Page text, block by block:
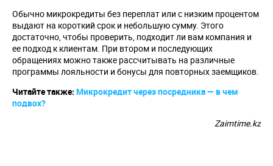
Обычно микрокредиты без переплат или с низким процентом
выдают на короткий срок и небольшую сумму. Этого
достаточно, чтобы проверить, подходит ли вам компания и
ее подход к клиентам. При втором и последующих
обращениях можно также рассчитывать на различные
программы лояльности и бонусы для повторных заемщиков.
Читайте также: Микрокредит через посредника — в чем
подвох?
Zaimtime.kz